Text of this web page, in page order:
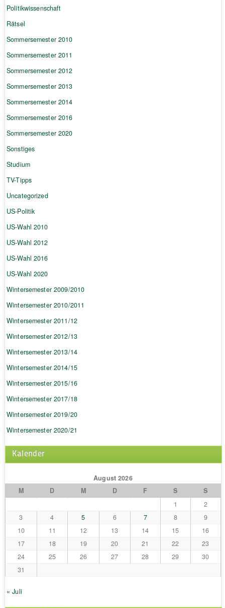
Politikwissenschaft
Rätsel
Sommersemester 2010
Sommersemester 2011
Sommersemester 2012
Sommersemester 2013
Sommersemester 2014
Sommersemester 2016
Sommersemester 2020
Sonstiges
Studium
TV-Tipps
Uncategorized
US-Politik
US-Wahl 2010
US-Wahl 2012
US-Wahl 2016
US-Wahl 2020
Wintersemester 2009/2010
Wintersemester 2010/2011
Wintersemester 2011/12
Wintersemester 2012/13
Wintersemester 2013/14
Wintersemester 2014/15
Wintersemester 2015/16
Wintersemester 2017/18
Wintersemester 2019/20
Wintersemester 2020/21
Kalender
August 2026
M
D M D F S
S
1
2
3
4 5 6 7 8
9
10
11 12 13 14 15
16
17
18 19 20 21 22
23
24
25 26 27 28 29
30
31
« Juli